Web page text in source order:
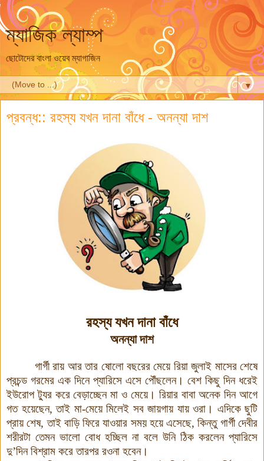
ম্যাজিক ল্যাম্প
ছোটোদের বাংলা ওয়েব ম্যাগাজিন
▼
প্রবন্ধ:: রহস্য যখন দানা বাঁধে - অনন্যা দাশ
রহস্য যখন দানা বাঁধে
অনন্যা দাশ
গার্গী রায় আর তার ষোলো বছরের মেয়ে রিয়া জুলাই মাসের শেষে
প্রচন্ড গরমের এক দিনে প্যারিসে এসে পৌঁছলেন। বেশ কিছু দিন ধরেই
ইউরোপ ট্যুর করে বেড়াচ্ছেন মা ও মেয়ে। রিয়ার বাবা অনেক দিন আগে
গত হয়েছেন, তাই মা-মেয়ে মিলেই সব জায়গায় যায় ওরা । এদিকে ছুটি
প্রায় শেষ, তাই বাড়ি ফিরে যাওয়ার সময় হয়ে এসেছে, কিন্তু গার্গী দেবীর
শরীরটা তেমন ভালো বোধ হচ্ছিল না বলে উনি ঠিক করলেন প্যারিসে
দু’দিন বিশ্রাম করে তারপর রওনা হবেন।